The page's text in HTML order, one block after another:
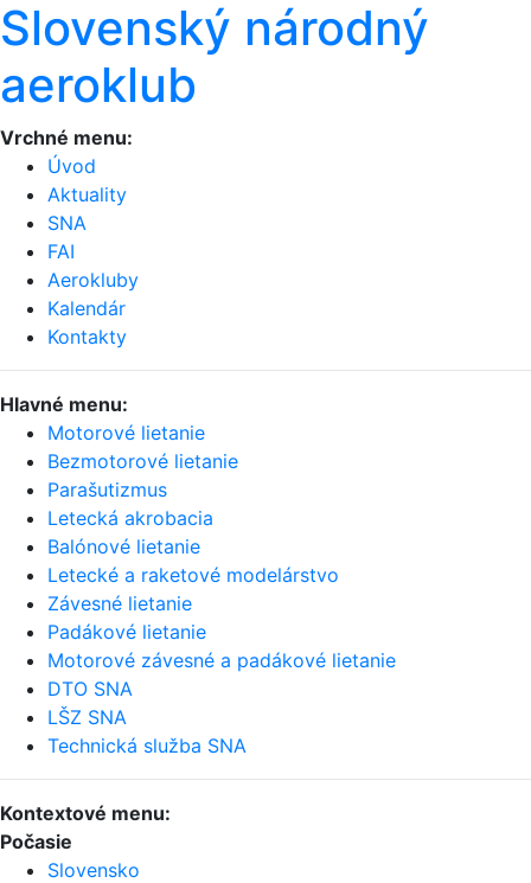
Slovenský národný
aeroklub
Vrchné menu:
Úvod
Aktuality
SNA
FAI
Aerokluby
Kalendár
Kontakty
Hlavné menu:
Motorové lietanie
Bezmotorové lietanie
Parašutizmus
Letecká akrobacia
Balónové lietanie
Letecké a raketové modelárstvo
Závesné lietanie
Padákové lietanie
Motorové závesné a padákové lietanie
DTO SNA
LŠZ SNA
Technická služba SNA
Kontextové menu:
Počasie
Slovensko